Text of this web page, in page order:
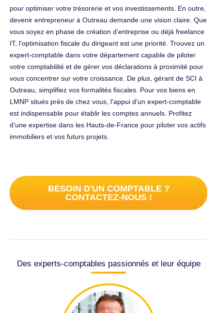
pour optimiser votre trésorerie et vos investissements. En outre,
devenir entrepreneur à Outreau demande une vision claire. Que
vous soyez en phase de création d'entreprise ou déjà freelance
IT, l'optimisation fiscale du dirigeant est une priorité. Trouvez un
expert-comptable dans votre département capable de piloter
votre comptabilité et de gérer vos déclarations à proximité pour
vous concentrer sur votre croissance. De plus, gérant de SCI à
Outreau, simplifiez vos formalités fiscales. Pour vos biens en
LMNP situés près de chez vous, l'appui d'un expert-comptable
est indispensable pour établir les comptes annuels. Profitez
d'une expertise dans les Hauts-de-France pour piloter vos actifs
immobiliers et vos futurs projets.
BESOIN D'UN COMPTABLE ?
CONTACTEZ-NOUS !
Des experts-comptables passionnés et leur équipe